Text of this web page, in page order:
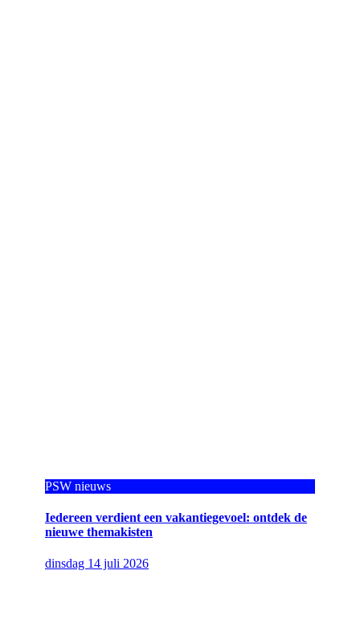
PSW nieuws
Iedereen verdient een vakantiegevoel: ontdek de
nieuwe themakisten
dinsdag 14 juli 2026